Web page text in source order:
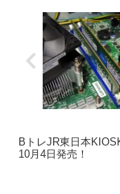
BトレJR東日本
10月4日発売！